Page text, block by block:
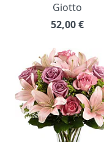
Giotto
52,00€